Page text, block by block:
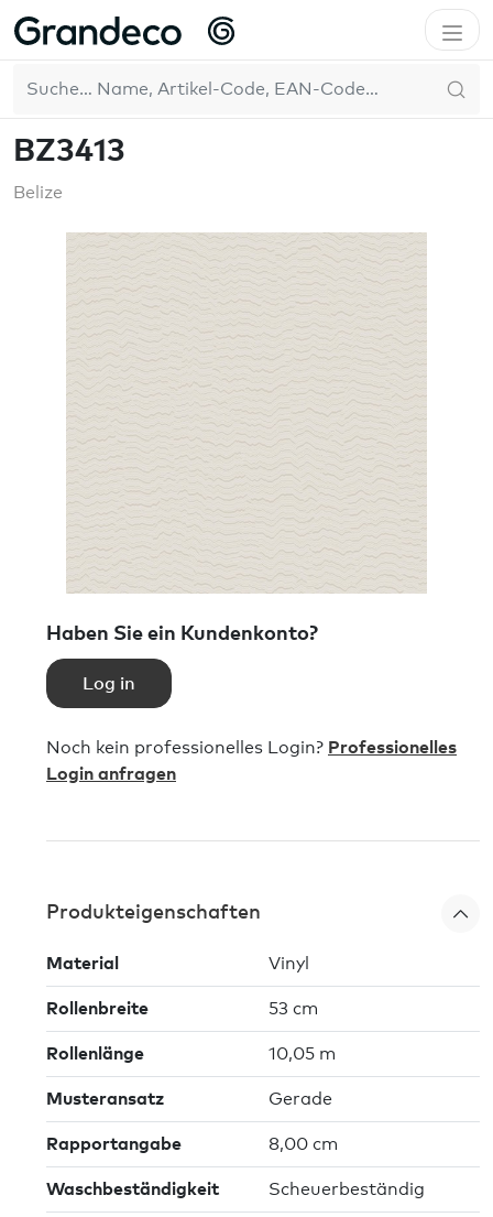
Home GrandecoBoutique
BZ3413
Belize
Haben Sie ein Kundenkonto?
Log in
Noch kein professionelles Login? Professionelles
Login anfragen
Produkteigenschaften
Material Vinyl
Rollenbreite 53 cm
Rollenlänge 10,05 m
Musteransatz Gerade
Rapportangabe 8,00 cm
Waschbeständigkeit Scheuerbeständig